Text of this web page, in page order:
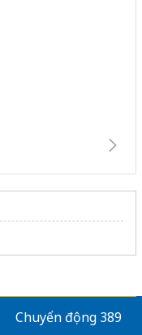
Chuyển động 389